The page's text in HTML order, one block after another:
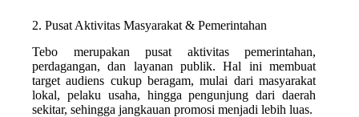
2. Pusat Aktivitas Masyarakat & Pemerintahan
Tebo merupakan pusat aktivitas pemerintahan,
perdagangan, dan layanan publik. Hal ini membuat
target audiens cukup beragam, mulai dari masyarakat
lokal, pelaku usaha, hingga pengunjung dari daerah
sekitar, sehingga jangkauan promosi menjadi lebih luas.